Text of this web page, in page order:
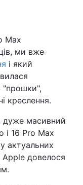
Max
ми вже
і який
"прошки",
креслення.
дуже масивний
і 16 Pro Max
актуальних
Apple довелося